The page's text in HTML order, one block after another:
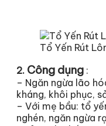
Tổ Yến Rút
2. Công dụng :
– Ngăn ngừa lão
kháng, khôi phục,
– Với mẹ bầu: tổ
nghén, ngăn ngừa